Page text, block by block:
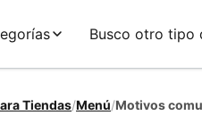
Busco otro tipo
Tiendas/Menú/